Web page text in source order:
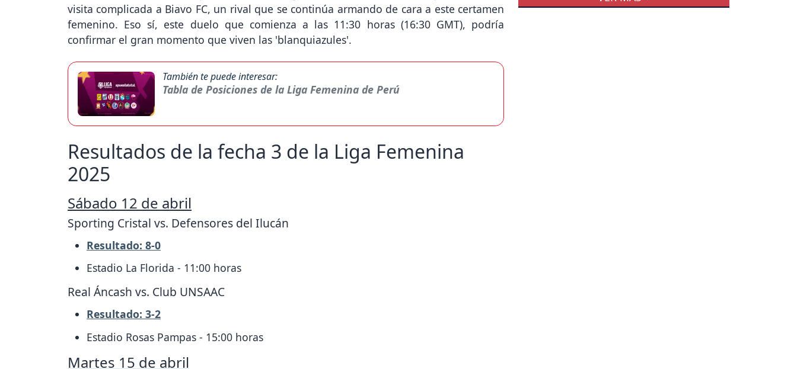
visita complicada a Biavo FC, un rival que se continúa armando de cara a este certamen
femenino. Eso sí, este duelo que comienza a las 11:30 horas (16:30 GMT), podría
confirmar el gran momento que viven las 'blanquiazules'.
También te puede interesar:
Tabla de Posiciones de la Liga Femenina de Perú
Resultados de la fecha 3 de la Liga Femenina
2025
Sábado 12 de abril
Sporting Cristal vs. Defensores del Ilucán
Resultado: 8-0
Estadio La Florida - 11:00 horas
Real Áncash vs. Club UNSAAC
Resultado: 3-2
Estadio Rosas Pampas - 15:00 horas
Martes 15 de abril